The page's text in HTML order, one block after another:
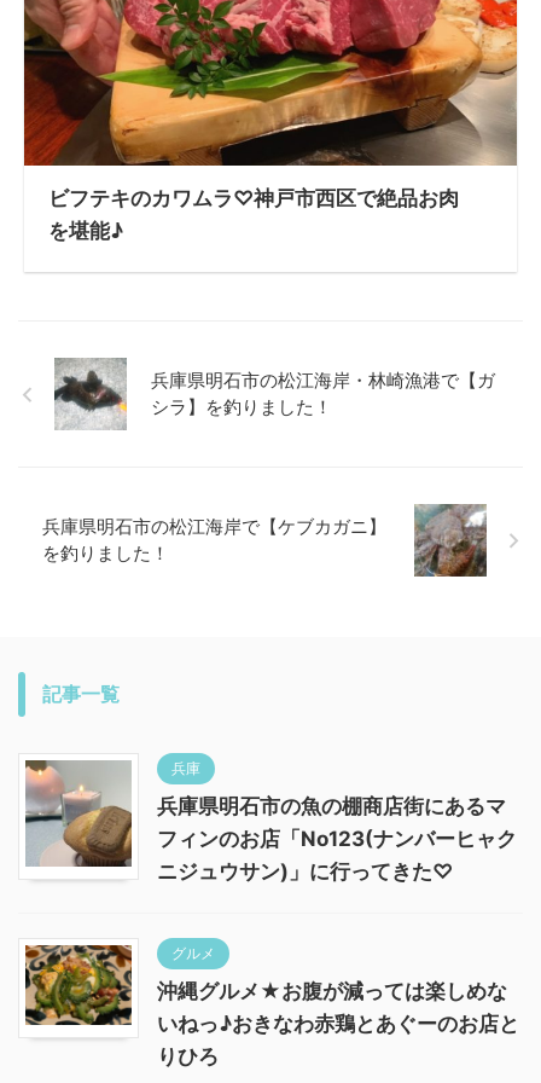
ビフテキのカワムラ♡神戸市西区で絶品お肉
を堪能♪
兵庫県明石市の松江海岸・林崎漁港で【ガ
シラ】を釣りました！
兵庫県明石市の松江海岸で【ケブカガニ】
を釣りました！
記事一覧
兵庫
兵庫県明石市の魚の棚商店街にあるマ
フィンのお店「No123(ナンバーヒャク
ニジュウサン)」に行ってきた♡
グルメ
沖縄グルメ★お腹が減っては楽しめな
いねっ♪おきなわ赤鶏とあぐーのお店と
りひろ